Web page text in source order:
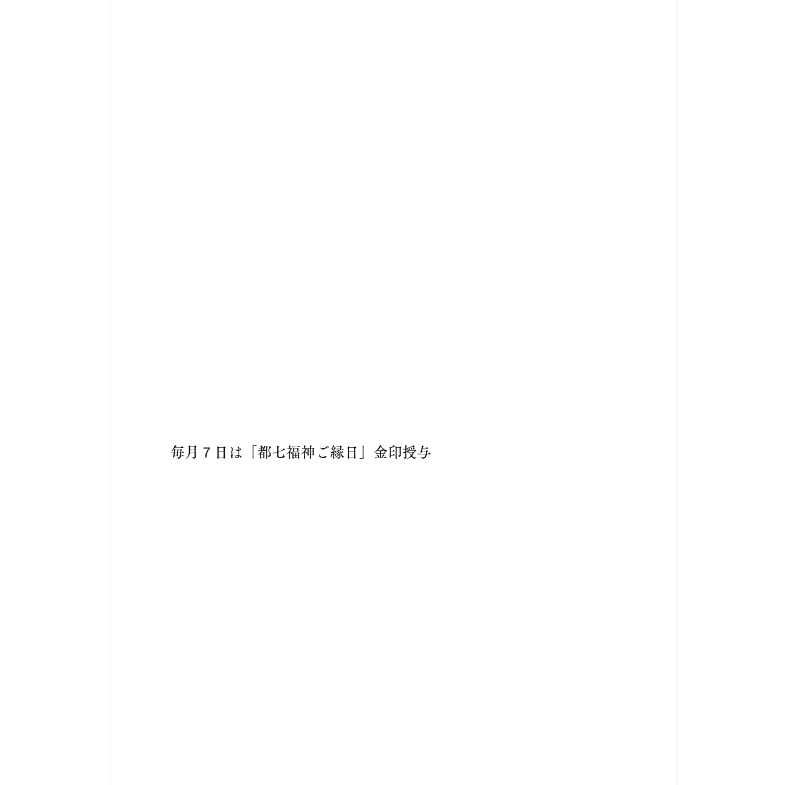
毎月７日は「都七福神ご縁日」金印授与